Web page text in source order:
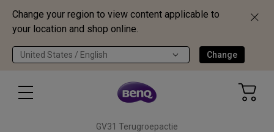
Change your region to view content applicable to
your location and shop online.
United States / English Change
GV31 Terugroepactie